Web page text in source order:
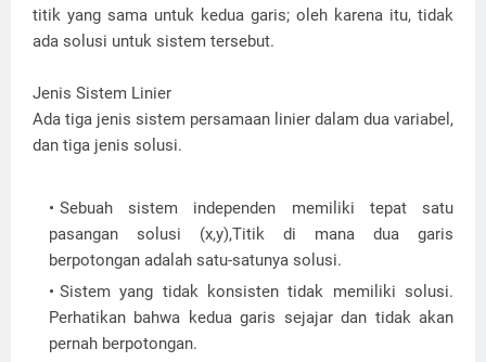
titik yang sama untuk kedua garis; oleh karena itu, tidak
ada solusi untuk sistem tersebut.
Jenis Sistem Linier
Ada tiga jenis sistem persamaan linier dalam dua variabel,
dan tiga jenis solusi.
Sebuah sistem independen memiliki tepat satu
pasangan solusi (x,y),Titik di mana dua garis
berpotongan adalah satu-satunya solusi.
Sistem yang tidak konsisten tidak memiliki solusi.
Perhatikan bahwa kedua garis sejajar dan tidak akan
pernah berpotongan.